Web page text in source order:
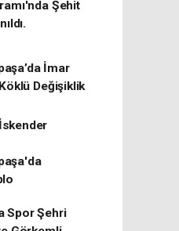
Şehit
İmar
Değişiklik
Spor Şehri